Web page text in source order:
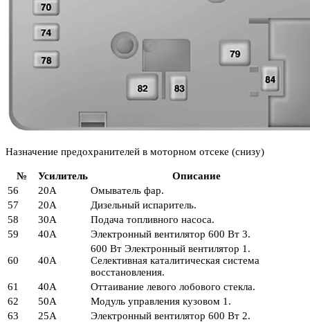
Назначение предохранителей в моторном отсеке (снизу)
№ Усилитель
Описание
56
20А
Омыватель фар.
57
20А
Дизельный испаритель.
58
30А
Подача топливного насоса.
59
40А Электронный вентилятор 600 Вт 3.
60 40А
600 Вт Электронный вентилятор 1.
Селективная каталитическая система
восстановления.
61
40А
Оттаивание левого лобового стекла.
62
50А
Модуль управления кузовом 1.
63
25А
Электронный вентилятор 600 Вт 2.